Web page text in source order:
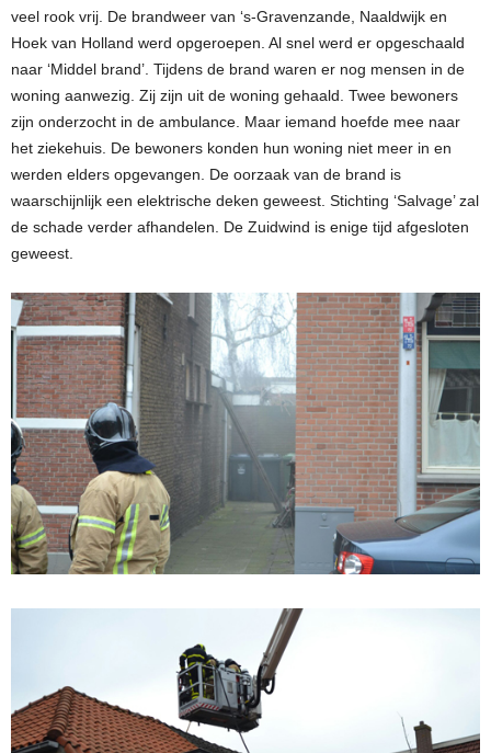
veel rook vrij. De brandweer van ‘s-Gravenzande, Naaldwijk en
Hoek van Holland werd opgeroepen. Al snel werd er opgeschaald
naar ‘Middel brand’. Tijdens de brand waren er nog mensen in de
woning aanwezig. Zij zijn uit de woning gehaald. Twee bewoners
zijn onderzocht in de ambulance. Maar iemand hoefde mee naar
het ziekehuis. De bewoners konden hun woning niet meer in en
werden elders opgevangen. De oorzaak van de brand is
waarschijnlijk een elektrische deken geweest. Stichting ‘Salvage’ zal
de schade verder afhandelen. De Zuidwind is enige tijd afgesloten
geweest.